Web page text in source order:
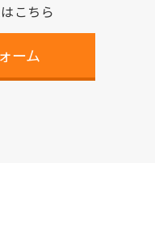
こちら
ーム